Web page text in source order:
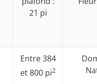
21 pi
Entre 384
et 800 pi2